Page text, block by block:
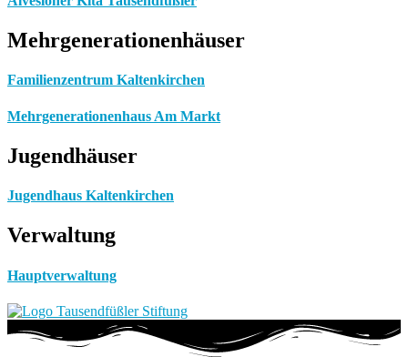
Mehrgenerationenhäuser
Familienzentrum Kaltenkirchen
Mehrgenerationenhaus Am Markt
Jugendhäuser
Jugendhaus Kaltenkirchen
Verwaltung
Hauptverwaltung